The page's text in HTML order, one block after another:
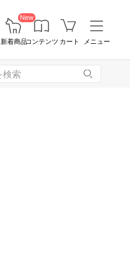
New
新着商品コンテンツ カート メニュー